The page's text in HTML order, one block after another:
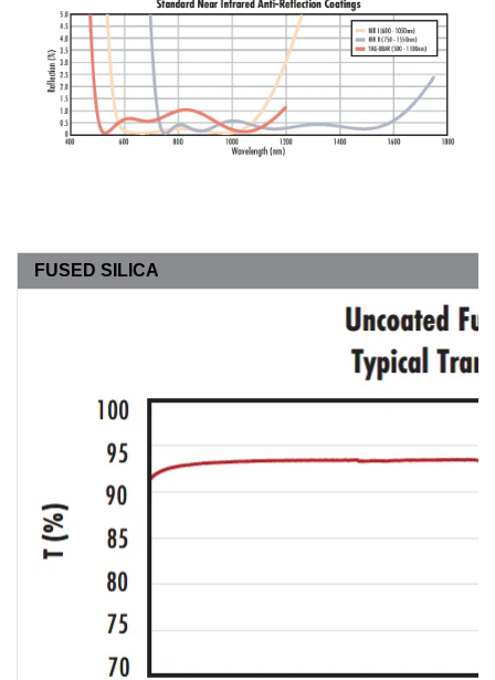
FUSED SILICA